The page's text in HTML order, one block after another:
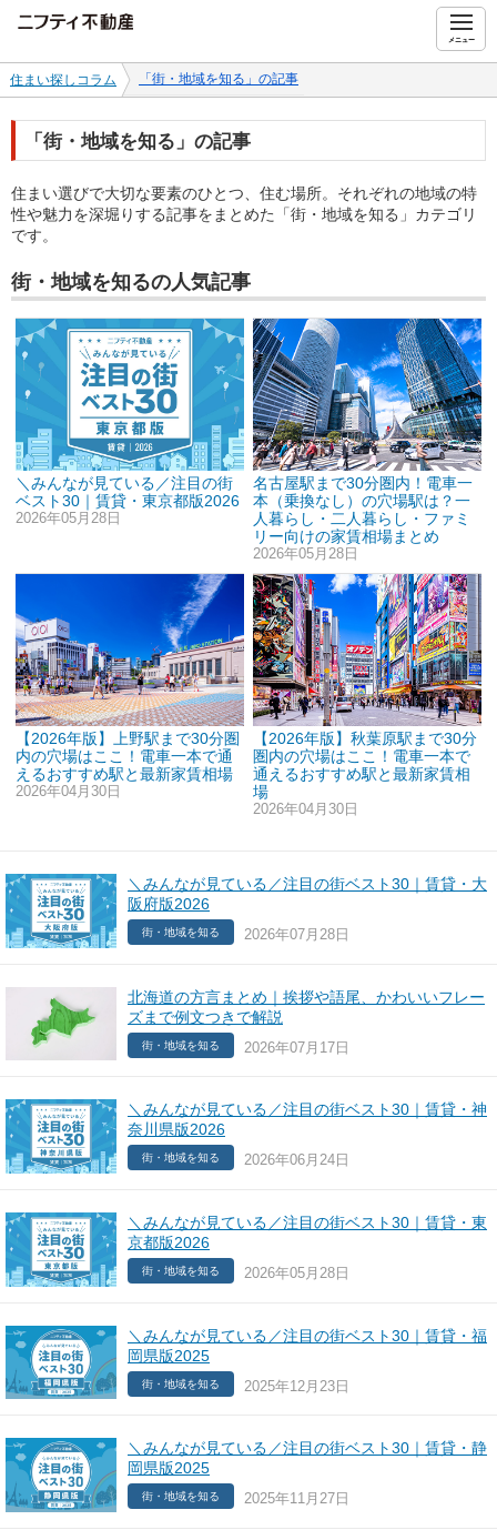
メニュー
住まい探しコラム 「街・地域を知る」の記事
「街・地域を知る」の記事
住まい選びで大切な要素のひとつ、住む場所。それぞれの地域の特
性や魅力を深堀りする記事をまとめた「街・地域を知る」カテゴリ
です。
街・地域を知るの人気記事
＼みんなが見ている／注目の街
ベスト30｜賃貸・東京都版2026
2026年05月28日
名古屋駅まで30分圏内！電車一
本（乗換なし）の穴場駅は？一
人暮らし・二人暮らし・ファミ
リー向けの家賃相場まとめ
2026年05月28日
【2026年版】上野駅まで30分圏
内の穴場はここ！電車一本で通
えるおすすめ駅と最新家賃相場
2026年04月30日
【2026年版】秋葉原駅まで30分
圏内の穴場はここ！電車一本で
通えるおすすめ駅と最新家賃相
場
2026年04月30日
＼みんなが見ている／注目の街ベスト30｜賃貸・大
阪府版2026
街・地域を知る 2026年07月28日
北海道の方言まとめ｜挨拶や語尾、かわいいフレー
ズまで例文つきで解説
街・地域を知る 2026年07月17日
＼みんなが見ている／注目の街ベスト30｜賃貸・神
奈川県版2026
街・地域を知る 2026年06月24日
＼みんなが見ている／注目の街ベスト30｜賃貸・東
京都版2026
街・地域を知る 2026年05月28日
＼みんなが見ている／注目の街ベスト30｜賃貸・福
岡県版2025
街・地域を知る 2025年12月23日
＼みんなが見ている／注目の街ベスト30｜賃貸・静
岡県版2025
街・地域を知る 2025年11月27日